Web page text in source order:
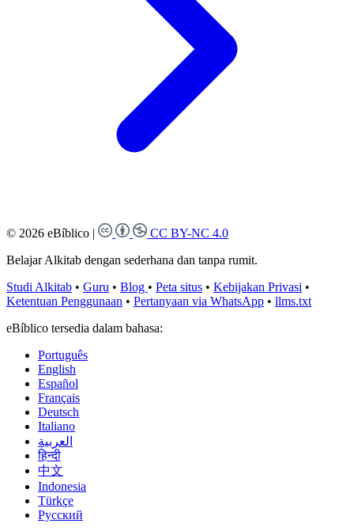
© 2026 eBíblico |
CC BY-NC 4.0
Belajar Alkitab dengan sederhana dan tanpa rumit.
Studi Alkitab • Guru • Blog • Peta situs • Kebijakan Privasi •
Ketentuan Penggunaan • Pertanyaan via WhatsApp • llms.txt
eBíblico tersedia dalam bahasa:
Português
English
Español
Français
Deutsch
Italiano
العربية
हिन्दी
中文
Indonesia
Türkçe
Русский